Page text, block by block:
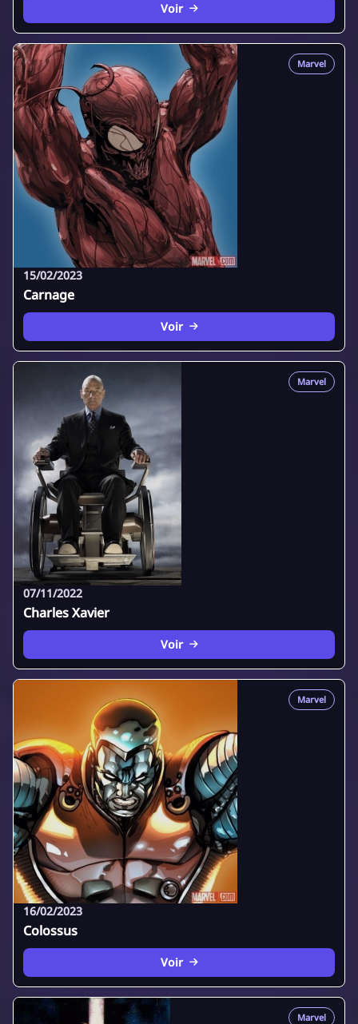
Voir
Marvel
15/02/2023
Carnage
Voir
Marvel
07/11/2022
Charles Xavier
Voir
Marvel
16/02/2023
Colossus
Voir
Marvel